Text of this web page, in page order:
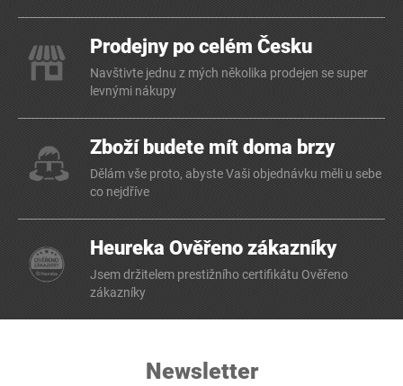
Prodejny po celém Česku
Navštivte jednu z mých několika prodejen se super
levnými nákupy
Zboží budete mít doma brzy
Dělám vše proto, abyste Vaši objednávku měli u sebe
co nejdříve
Heureka Ověřeno zákazníky
Jsem držitelem prestižního certifikátu Ověřeno
zákazníky
Newsletter